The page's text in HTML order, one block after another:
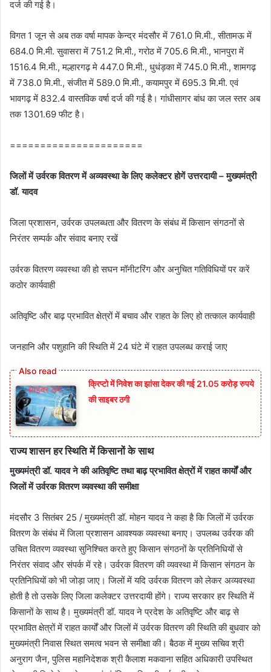
दर्ज की गई है।
विगत 1 जून से अब तक वर्षा मापक केन्द्र मंदसौर में 761.0 मि.मी., सीतामऊ में
684.0 मि.मी. सुवासरा में 751.2 मि.मी., गरोठ में 705.6 मि.मी., भानपुरा में
1516.4 मि.मी., मल्हारगढ़ मे 447.0 मि.मी., धुधंड़का में 745.0 मि.मी., शामगढ़
में 738.0 मि.मी., संजीत में 589.0 मि.मी., कयामपुर में 695.3 मि.मी. एवं
भावगढ़ में 832.4 वास्तविक वर्षा दर्ज की गई है। गांधीसागर बांध का जल स्‍तर अब
तक 1301.69 फीट है।
======================
जिलों में उर्वरक वितरण में अव्यवस्था के लिए कलेक्टर होगें उत्तरदायी – मुख्यमंत्री
डॉ. यादव
जिला प्रशासन, उर्वरक उपलब्धता और वितरण के संबंध में किसान संगठनों से
निरंतर सम्पर्क और संवाद बनाए रखें
उर्वरक वितरण व्यवस्था की हो सघन मॉनीटरिंग और अनुचित गतिविधियों पर करें
कठोर कार्यवाही
अतिवृष्टि और बाढ़ प्रभावित क्षेत्रों में बचाव और राहत के लिए हो तत्काल कार्यवाही
जनहानि और पशुहानि की स्थिति में 24 घंटे में राहत उपलब्ध कराई जाए
क्रिप्टो में निवेश का झांसा देकर की गई 21.05 करोड़ रुपये
की साइबर ठगी
राज्य शासन हर स्थिति में किसानों के साथ
मुख्यमंत्री डॉ. यादव ने की अतिवृष्टि तथा बाढ़ प्रभावित क्षेत्रों में राहत कार्यों और
जिलों में उर्वरक वितरण व्यवस्था की समीक्षा
मंदसौर 3 सितंबर 25 / मुख्यमंत्री डॉ. मोहन यादव ने कहा है कि जिलों में उर्वरक
वितरण के संबंध में जिला प्रशासन आवश्यक व्यवस्था बनाए। उपलब्ध उर्वरक की
उचित वितरण व्यवस्था सुनिश्चित करते हुए किसान संगठनों के प्रतिनिधियों से
निरंतर संवाद और संपर्क में रहे। उर्वरक वितरण की व्यवस्था में किसान संगठन के
प्रतिनिधियों को भी जोड़ा जाए। जिलों में यदि उर्वरक वितरण को लेकर अव्यवस्था
होती है तो उसके लिए जिला कलेक्टर उत्तरदायी होंगे। राज्य सरकार हर स्थिति में
किसानों के साथ है। मुख्यमंत्री डॉ. यादव ने प्रदेश के अतिवृष्टि और बाढ़ से
प्रभावित क्षेत्रों में राहत कार्यों और जिलों में उर्वरक वितरण की स्थिति की बुधवार को
मुख्यमंत्री निवास स्थित समत्व भवन से समीक्षा की। बैठक में मुख्य सचिव श्री
अनुराग जैन, पुलिस महानिदेशक श्री कैलाश मकवाना सहित अधिकारी उपस्थित